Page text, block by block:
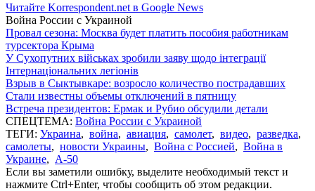
Читайте Korrespondent.net в Google News
Война России с Украиной
Провал сезона: Москва будет платить пособия работникам
турсектора Крыма
У Сухопутних військах зробили заяву щодо інтеграції
Інтернаціональних легіонів
Взрыв в Сыктывкаре: возросло количество пострадавших
Стали известны объемы отключений в пятницу
Встреча президентов: Ермак и Рубио обсудили детали
СПЕЦТЕМА: Война России с Украиной
ТЕГИ: Украина, война, авиация, самолет, видео, разведка,
самолеты, новости Украины, Война с Россией, Война в
Украине, А-50
Если вы заметили ошибку, выделите необходимый текст и
нажмите Ctrl+Enter, чтобы сообщить об этом редакции.